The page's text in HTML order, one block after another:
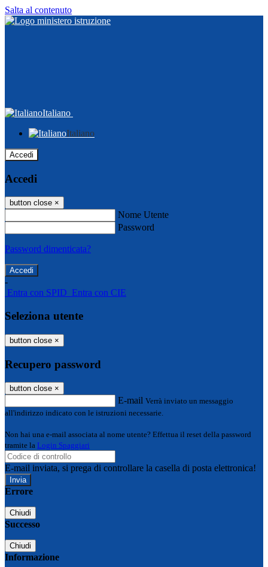
Salta al contenuto
Italiano
Italiano
Accedi
Accedi
button close ×
Nome Utente
Password
Password dimenticata?
-
Entra con SPID Entra con CIE
Seleziona utente
button close ×
Recupero password
button close ×
E-mail Verrà inviato un messaggio
all'indirizzo indicato con le istruzioni necessarie.
Non hai una e-mail associata al nome utente? Effettua il reset della password
tramite la Login Spaggiari
E-mail inviata, si prega di controllare la casella di posta elettronica!
Errore
Chiudi
Successo
Chiudi
Informazione